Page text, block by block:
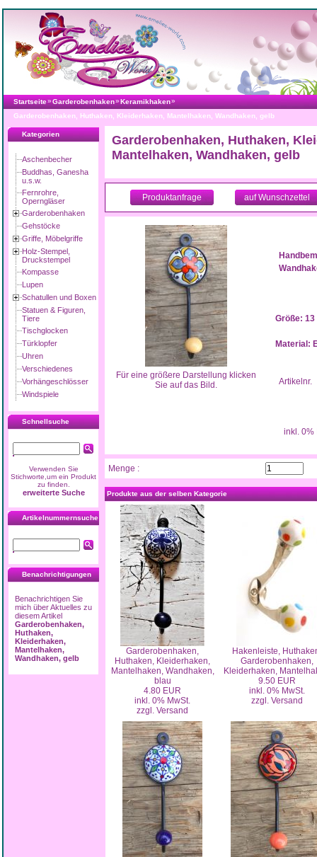
Startseite»Garderobenhaken»Keramikhaken»
Garderobenhaken, Huthaken, Kleiderhaken, Mantelhaken, Wandhaken, gelb
Kategorien
Aschenbecher
Buddhas, Ganesha
u.s.w.
Fernrohre,
Operngläser
Garderobenhaken
Gehstöcke
Griffe, Möbelgriffe
Holz-Stempel,
Druckstempel
Kompasse
Lupen
Schatullen und Boxen
Statuen & Figuren,
Tiere
Tischglocken
Türklopfer
Uhren
Verschiedenes
Vorhängeschlösser
Windspiele
Schnellsuche
Verwenden Sie
Stichworte,um ein Produkt
zu finden.
erweiterte Suche
Artikelnummernsuche
Benachrichtigungen
Benachrichtigen Sie
mich über Aktuelles zu
diesem Artikel
Garderobenhaken,
Huthaken,
Kleiderhaken,
Mantelhaken,
Wandhaken, gelb
Garderobenhaken, Huthaken,
Mantelhaken, Wandhaken, gelb
Produktanfrage auf Wunschzettel
Für eine größere Darstellung klicken
Sie auf das Bild.
Größe:
Material:
Artikelnr.
inkl. 0%
Menge :
Produkte aus der selben Kategorie
Garderobenhaken,
Huthaken, Kleiderhaken,
Mantelhaken, Wandhaken,
blau
4.80 EUR
inkl. 0% MwSt.
zzgl. Versand
Hakenleiste,
Garderobenhaken,
Kleiderhaken,
9.50 EUR
inkl. 0% MwSt.
zzgl. Versand